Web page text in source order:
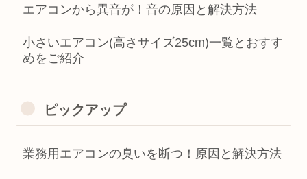
エアコンから異音が！音の原因と解決方法
小さいエアコン(高さサイズ25cm)一覧とおすす
めをご紹介
ピックアップ
業務用エアコンの臭いを断つ！原因と解決方法